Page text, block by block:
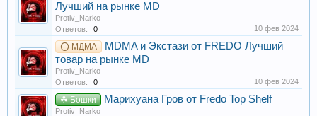
Лучший на рынке MD
Protiv_Narko
Ответов:
0 10 фев 2024
⭕ МДМА
MDMA и Экстази от FREDO Лучший
товар на рынке MD
Protiv_Narko
Ответов:
0 10 фев 2024
☘ Бошки Марихуана Гров от Fredo Top Shelf
Protiv_Narko